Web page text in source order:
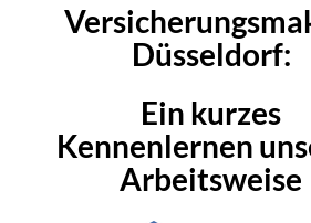
Düsseldorf:
Ein kurzes
Kennenlernen
Arbeitsweise